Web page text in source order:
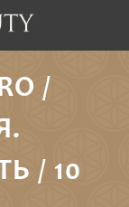
/
/ 10